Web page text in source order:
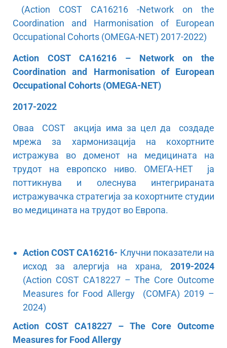
(Action COST CA16216 -Network on the
Coordination and Harmonisation of European
Occupational Cohorts (OMEGA-NET) 2017-2022)
Action COST CA16216 – Network on the
Coordination and Harmonisation of European
Occupational Cohorts (OMEGA-NET)
2017-2022
Оваа COST акција има за цел да создаде
мрежа за хармонизација на кохортните
истражува во доменот на медицината на
трудот на европско ниво. ОМЕГА-НЕТ ја
поттикнува и олеснува интегрираната
истражувачка стратегија за кохортните студии
во медицината на трудот во Европа.
Action COST CA16216- Клучни показатели на
исход за алергија на храна, 2019-2024
(Action COST CA18227 – The Core Outcome
Measures for Food Allergy (COMFA) 2019 –
2024)
Action COST CA18227 – The Core Outcome
Measures for Food Allergy